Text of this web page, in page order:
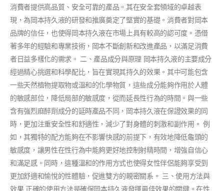
消費者提供高品質、安全可靠的產品。其在安全套領域的卓越表
現，為岡本持久液的研發和推廣奠定了堅實的基礎。消費者對岡本
品牌的信任，也使得岡本持久液在市場上具有較高的認可度。憑借
著多年的經驗和專業技術，岡本不斷創新和改進產品，以滿足消費
者日益多樣化的需求。 二、產品成分與原理 岡本持久液的主要成分
經過精心挑選和科學配比，旨在實現其持久的效果。其中可能包含
一些天然植物提取物或溫和的化學物質，這些成分能夠作用於人體
的敏感部位，降低局部的敏感度，從而延長性行為的時間。與一些
含有強烈麻醉劑成分的延時產品不同，岡本持久液在保證效果的同
時，更加注重安全性和舒適性，減少了對身體的刺激和副作用。 例
如，其獨特的配方能夠在不影響快感的前提下，有效地降低龜頭的
敏感度，讓男性在性行為中能夠更好地控制射精時間，增強自信心
和滿足感。同時，這種溫和的作用方式也使得女性伴侶能夠享受到
更加舒適和愉悅的性體驗，促進雙方的親密關系。 三、使用方法與